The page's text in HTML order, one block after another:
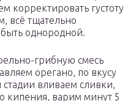
корректировать густоту
всё тщательно
однородной.
грибную смесь
орегано, по вкусу
вливаем сливки,
кипения, варим минут 5